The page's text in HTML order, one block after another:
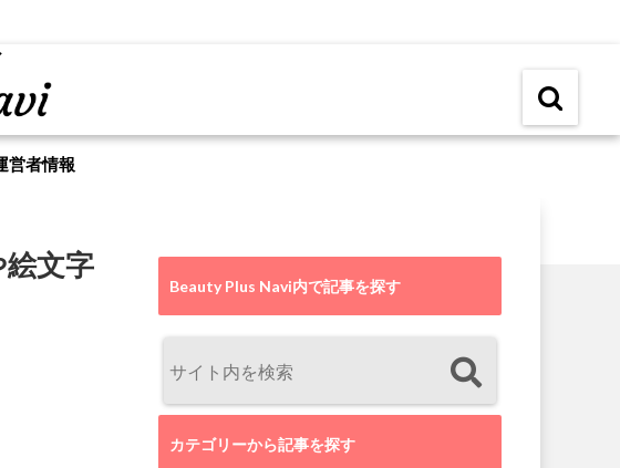
営者情報
文字
Beauty Plus Navi内で記事を探す
カテゴリーから記事を探す